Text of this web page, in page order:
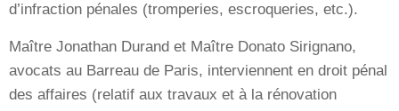
d’infraction pénales (tromperies, escroqueries, etc.).
Maître Jonathan Durand et Maître Donato Sirignano,
avocats au Barreau de Paris, interviennent en droit pénal
des affaires (relatif aux travaux et à la rénovation